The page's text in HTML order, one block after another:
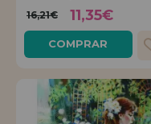
16,21€
11,35€
COMPRAR